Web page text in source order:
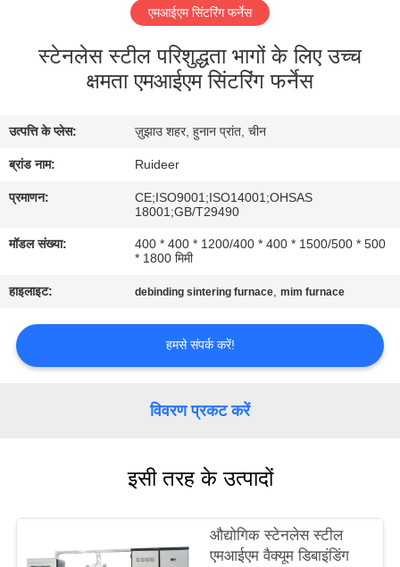
गुणवत्ता
नियंत्रण
हमसे
करें
उद्धरण
मांगें
नीति
एमआईएम सिंटरिंग फर्नेस
स्टेनलेस स्टील परिशुद्धता भागों के लिए उच्च
क्षमता एमआईएम सिंटरिंग फर्नेस
उत्पत्ति के प्लेस: ज़ुझाउ शहर, हुनान प्रांत, चीन
ब्रांड नाम: Ruideer
प्रमाणन:
CE;ISO9001;ISO14001;OHSAS
18001;GB/T29490
मॉडल संख्या:
400 * 400 * 1200/400 * 400 * 1500/500 * 500
* 1800 मिमी
हाइलाइट: debinding sintering furnace,mim furnace
हमसे संपर्क करें!
विवरण प्रकट करें
इसी तरह के उत्पादों
औद्योगिक स्टेनलेस स्टील
एमआईएम वैक्यूम डिबाइंडिंग